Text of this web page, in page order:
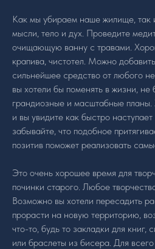
Как мы убираем наше жилище, так
мысли, тело и дух. Проведите
очищающую ванну с травами.
крапива, чистотел. Можно
сильнейшее средство от любого
вы хотели бы поменять в жизни, не
грандиозные и масштабные планы.
и вы увидите как быстро
забывайте, что подобное
позитив поможет реализовать
Это очень хорошее время для
починки старого. Любое
Возможно вы хотели пересадить
прорасти на новую территорию,
что-то, будь то закладки для книг,
или браслеты из бисера. Для